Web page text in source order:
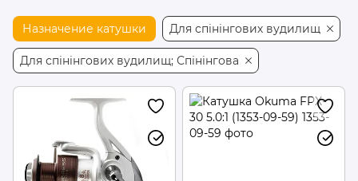
Назначение катушки Для спінінгових вудилищ
Для спінінгових вудилищ; Спінінгова